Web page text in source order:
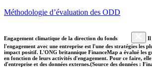
Méthodologie d’évaluation des ODD
Engagement climatique de la direction du fonds
Il
l'engagement avec une entreprise est l'une des stratégies les
impact positif. L'ONG britannique FinanceMap a évalué les
en fonction de leurs activités d'engagement. Pour ce faire, elle
d'entreprise et des données externes.(Source des données :